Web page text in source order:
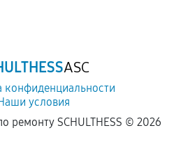
ASC
конфиденциальности
условия
ремонту SCHULTHESS © 2026